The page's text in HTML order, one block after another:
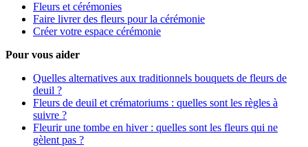
Fleurs et cérémonies
Faire livrer des fleurs pour la cérémonie
Créer votre espace cérémonie
Pour vous aider
Quelles alternatives aux traditionnels bouquets de fleurs de
deuil ?
Fleurs de deuil et crématoriums : quelles sont les règles à
suivre ?
Fleurir une tombe en hiver : quelles sont les fleurs qui ne
gèlent pas ?